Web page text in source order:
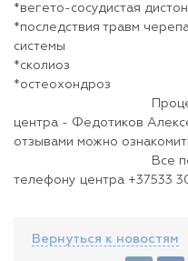
*вегето-сосудистая
*последствия травм
системы
*сколиоз
*остеохондроз
Процедуры
центра - Федотиков
отзывами можно
Все
телефону центра +37533
Вернуться к новостям